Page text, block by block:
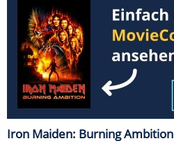
Iron Maiden: Burning Ambition